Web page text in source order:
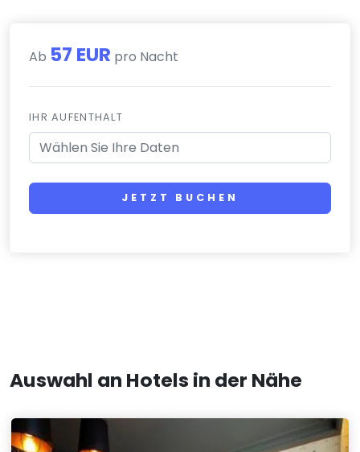
Ab 57 EUR pro Nacht
IHR AUFENTHALT
JETZT BUCHEN
Auswahl an Hotels in der Nähe